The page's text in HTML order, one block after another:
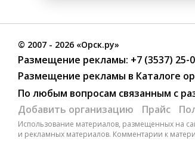
© 2007 - 2026 «Орск.ру»
Размещение рекламы: +7 (3537) 25-
Размещение рекламы в Каталоге
По любым вопросам связанным с
Добавить организацию
Прайс
Использование материалов, размещенных на
и рекламных материалов. Комментарии к